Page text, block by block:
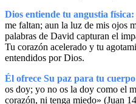
Dios entiende tu angustia física:
me faltan; aun la luz de mis ojos
palabras de David capturan el
Tu corazón acelerado y tu
entendidos por Dios.
Él ofrece Su paz para tu cuerpo
os doy; yo no os la doy como el
corazón, ni tenga miedo» (Juan